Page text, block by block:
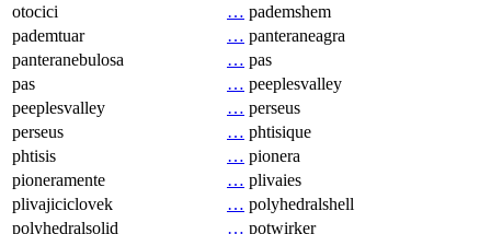
otocici
… pademshem
pademtuar
… panteraneagra
panteranebulosa
… pas
pas
… peeplesvalley
peeplesvalley
… perseus
perseus
… phtisique
phtisis
… pionera
pioneramente
… plivaies
plivajiciclovek
… polyhedralshell
polyhedralsolid
… potwirker